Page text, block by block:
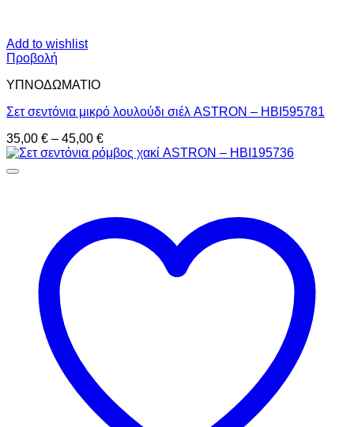
Add to wishlist
Προβολή
ΥΠΝΟΔΩΜΑΤΙO
Σετ σεντόνια μικρό λουλούδι σιέλ ASTRON – HBI595781
35,00 € – 45,00 €Price
range: